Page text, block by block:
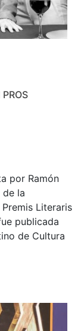
por Ramón
de la
Premis Literaris
publicada
de Cultura